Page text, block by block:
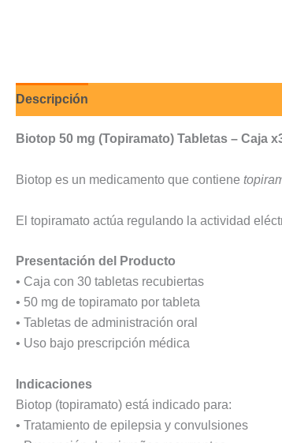
Descripción
Biotop 50 mg (Topiramato) Tabletas – Caja
Biotop es un medicamento que contiene
El topiramato actúa regulando la actividad
Presentación del Producto
• Caja con 30 tabletas recubiertas
• 50 mg de topiramato por tableta
• Tabletas de administración oral
• Uso bajo prescripción médica
Indicaciones
Biotop (topiramato) está indicado para:
• Tratamiento de epilepsia y convulsiones